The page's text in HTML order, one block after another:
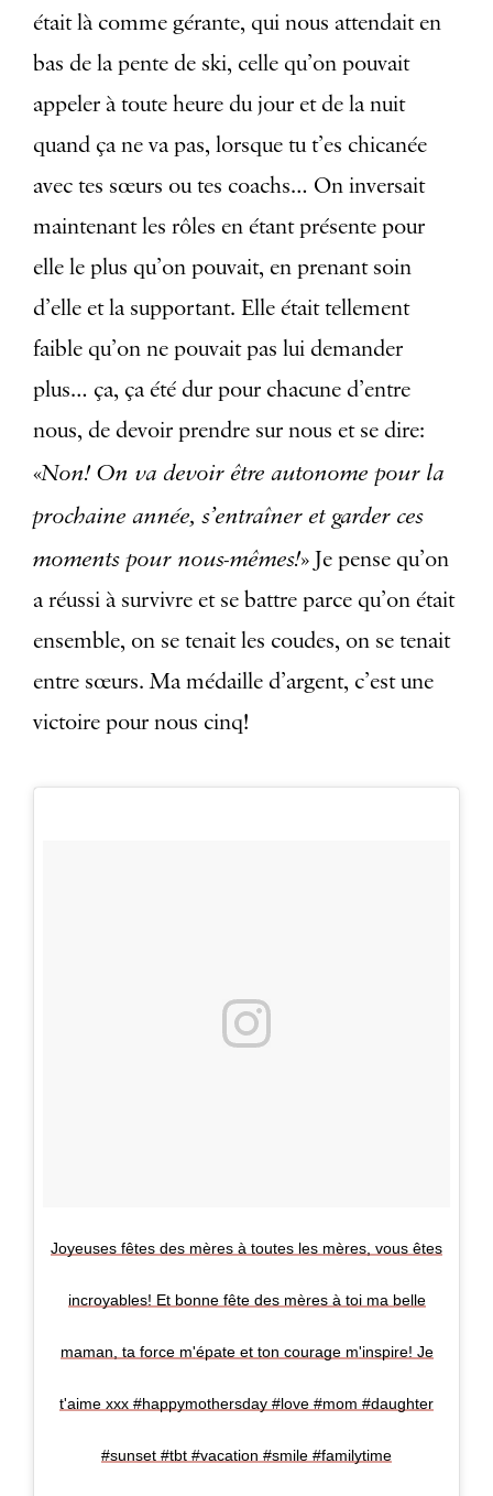
était là comme gérante, qui nous attendait en
bas de la pente de ski, celle qu’on pouvait
appeler à toute heure du jour et de la nuit
quand ça ne va pas, lorsque tu t’es chicanée
avec tes sœurs ou tes coachs… On inversait
maintenant les rôles en étant présente pour
elle le plus qu’on pouvait, en prenant soin
d’elle et la supportant. Elle était tellement
faible qu’on ne pouvait pas lui demander
plus… ça, ça été dur pour chacune d’entre
nous, de devoir prendre sur nous et se dire:
«Non! On va devoir être autonome pour la
prochaine année, s’entraîner et garder ces
moments pour nous-mêmes!» Je pense qu’on
a réussi à survivre et se battre parce qu’on était
ensemble, on se tenait les coudes, on se tenait
entre sœurs. Ma médaille d’argent, c’est une
victoire pour nous cinq!
Joyeuses fêtes des mères à toutes les mères, vous êtes
incroyables! Et bonne fête des mères à toi ma belle
maman, ta force m'épate et ton courage m'inspire! Je
t'aime xxx #happymothersday #love #mom #daughter
#sunset #tbt #vacation #smile #familytime